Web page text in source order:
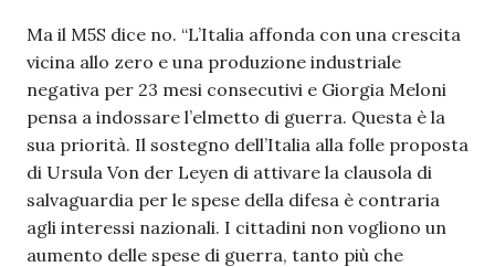
Ma il M5S dice no. “L’Italia affonda con una crescita
vicina allo zero e una produzione industriale
negativa per 23 mesi consecutivi e Giorgia Meloni
pensa a indossare l’elmetto di guerra. Questa è la
sua priorità. Il sostegno dell’Italia alla folle proposta
di Ursula Von der Leyen di attivare la clausola di
salvaguardia per le spese della difesa è contraria
agli interessi nazionali. I cittadini non vogliono un
aumento delle spese di guerra, tanto più che